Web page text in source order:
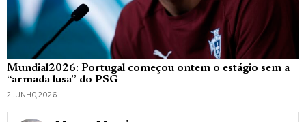
Mundial2026: Portugal começou ontem o estágio sem a
“armada lusa” do PSG
2 JUNHO, 2026